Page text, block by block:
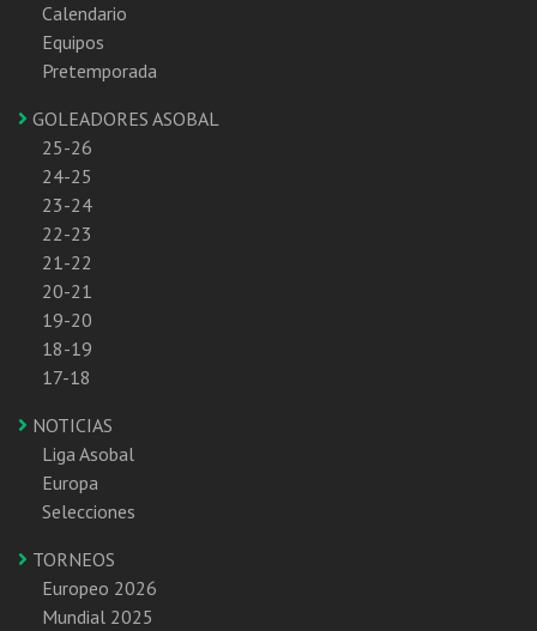
Calendario
Equipos
Pretemporada
GOLEADORES ASOBAL
25-26
24-25
23-24
22-23
21-22
20-21
19-20
18-19
17-18
NOTICIAS
Liga Asobal
Europa
Selecciones
TORNEOS
Europeo 2026
Mundial 2025